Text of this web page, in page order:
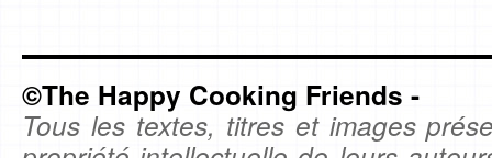
©The Happy Cooking Friends -
Tous les textes, titres et images